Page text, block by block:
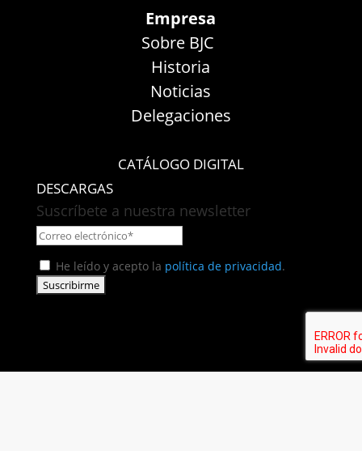
Empresa
Sobre BJC
Historia
Noticias
Delegaciones
CATÁLOGO DIGITAL
DESCARGAS
Suscríbete a nuestra newsletter
He leído y acepto la política de privacidad.